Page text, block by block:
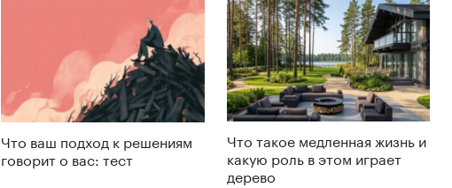
Что ваш подход к решениям
говорит о вас: тест
Что такое медленная жизнь и
какую роль в этом играет
дерево